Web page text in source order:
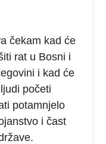
čekam kad će
rat u Bosni i
i kad će
početi
potamnjelo
i čast